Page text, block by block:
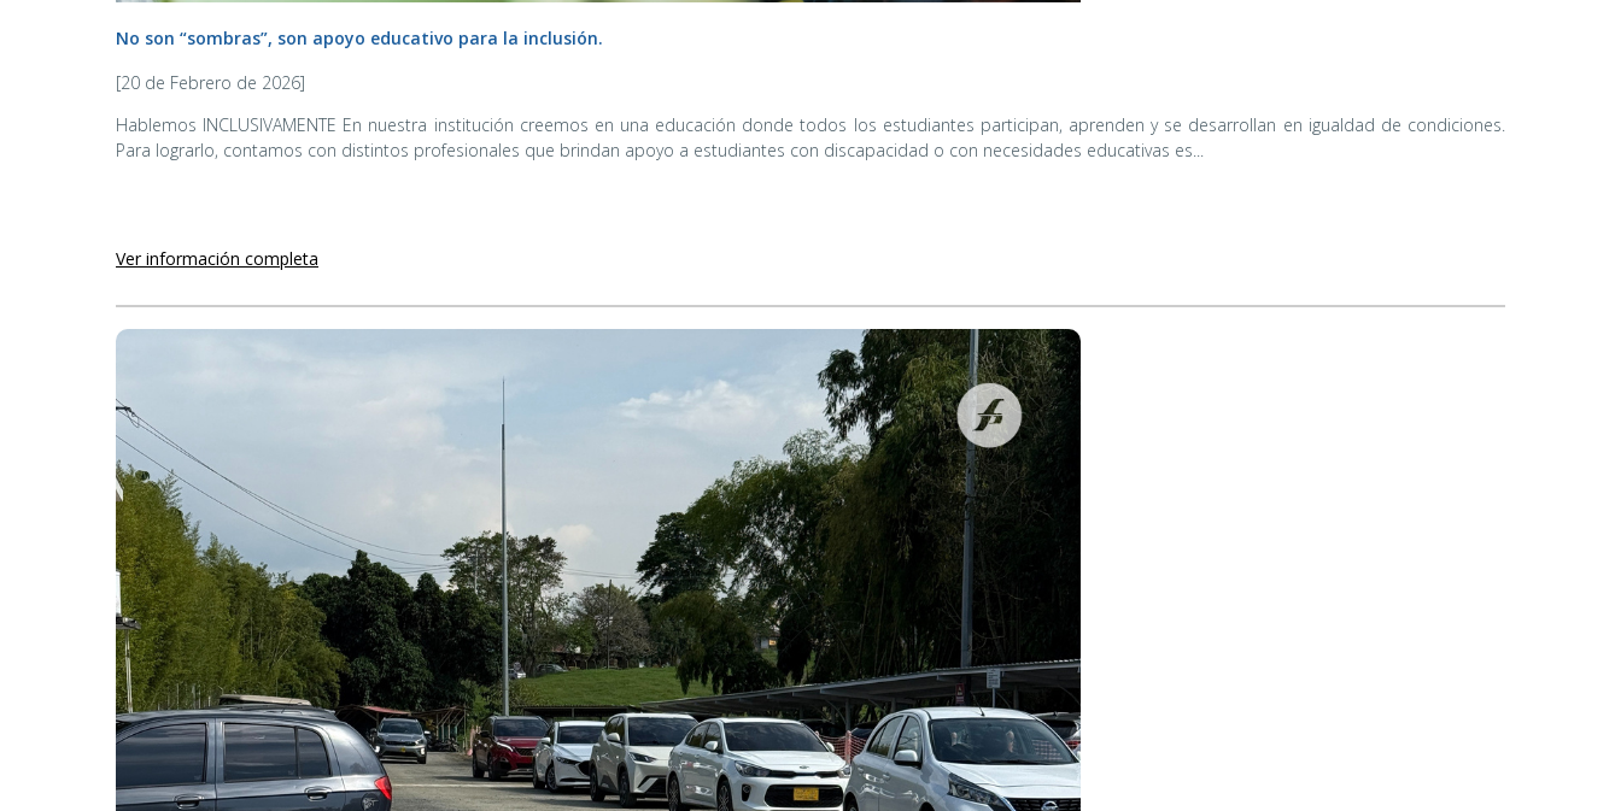
No son “sombras”, son apoyo educativo para la inclusión.
[20 de Febrero de 2026]
Hablemos INCLUSIVAMENTE En nuestra institución creemos en una educación donde todos los estudiantes participan, aprenden y se desarrollan en igualdad de condiciones.
Para lograrlo, contamos con distintos profesionales que brindan apoyo a estudiantes con discapacidad o con necesidades educativas es...
Ver información completa